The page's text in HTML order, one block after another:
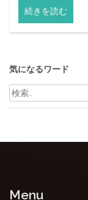
続きを読む
気になるワード
検
索:
Menu